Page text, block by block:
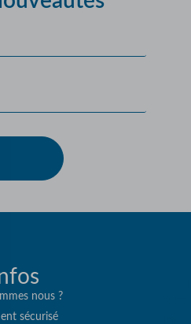
nous ?
sécurisé